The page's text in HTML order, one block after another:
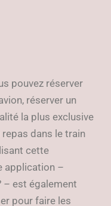
pouvez réserver
réserver un
la plus exclusive
dans le train
cette
application –
– est également
pour faire les